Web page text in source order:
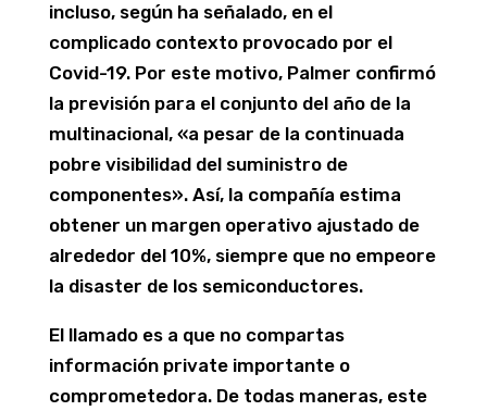
incluso, según ha señalado, en el
complicado contexto provocado por el
Covid-19. Por este motivo, Palmer confirmó
la previsión para el conjunto del año de la
multinacional, «a pesar de la continuada
pobre visibilidad del suministro de
componentes». Así, la compañía estima
obtener un margen operativo ajustado de
alrededor del 10%, siempre que no empeore
la disaster de los semiconductores.
El llamado es a que no compartas
información private importante o
comprometedora. De todas maneras, este